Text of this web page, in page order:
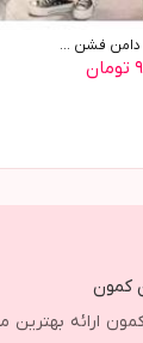
فشن ...
کمون
ارائه بهترین